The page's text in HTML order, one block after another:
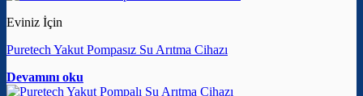
Eviniz İçin
Puretech Yakut Pompasız Su Arıtma Cihazı
Devamını oku